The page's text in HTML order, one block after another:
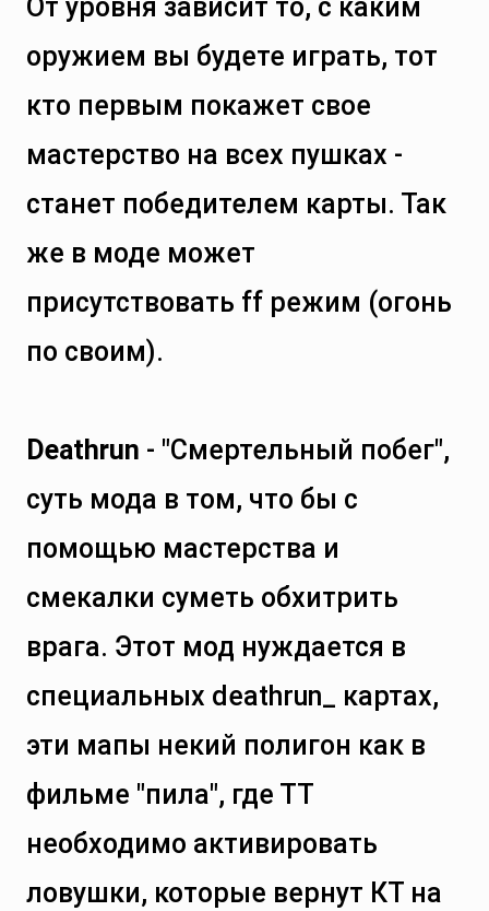
От уровня зависит то, с каким
оружием вы будете играть, тот
кто первым покажет свое
мастерство на всех пушках -
станет победителем карты. Так
же в моде может
присутствовать ff режим (огонь
по своим).
Deathrun - "Смертельный побег",
суть мода в том, что бы с
помощью мастерства и
смекалки суметь обхитрить
врага. Этот мод нуждается в
специальных deathrun_ картах,
эти мапы некий полигон как в
фильме "пила", где ТТ
необходимо активировать
ловушки, которые вернут КТ на